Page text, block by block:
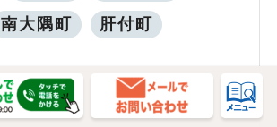
南大隅町 肝付町